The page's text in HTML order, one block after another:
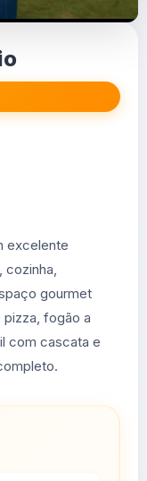
excelente
cozinha,
gourmet
fogão a
com cascata e